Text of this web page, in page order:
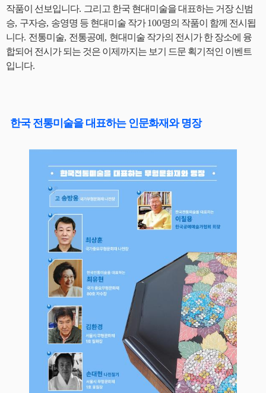
작품이 선보입니다. 그리고 한국 현대미술을 대표하는 거장 신범
승, 구자승, 송영명 등 현대미술 작가100명의 작품이 함께 전시됩
니다. 전통미술, 전통공예 , 현대미술 작가의 전시가 한 장소에 융
합되어 전시가 되는 것은 이제까지는 보기 드문 획기적인 이벤트
입니다.
한국 전통미술을 대표하는 인문화재와 명장